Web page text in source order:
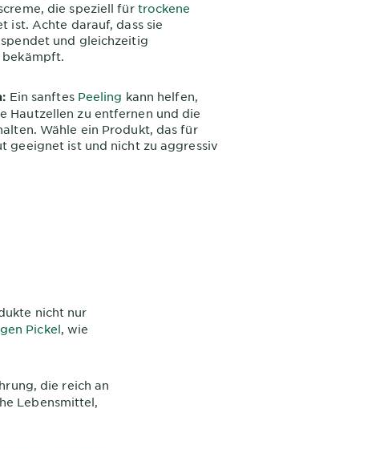
die speziell für trockene
ist. Achte darauf, dass sie
und gleichzeitig
bekämpft.
Ein sanftes Peeling kann helfen,
Hautzellen zu entfernen und die
Wähle ein Produkt, das für
geeignet ist und nicht zu aggressiv
nicht nur
Pickel, wie
die reich an
Lebensmittel,